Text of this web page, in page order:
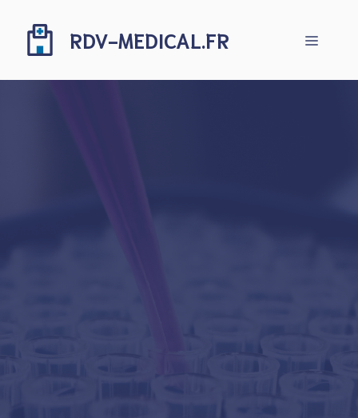
contenu
RDV-MEDICAL.FR Menu